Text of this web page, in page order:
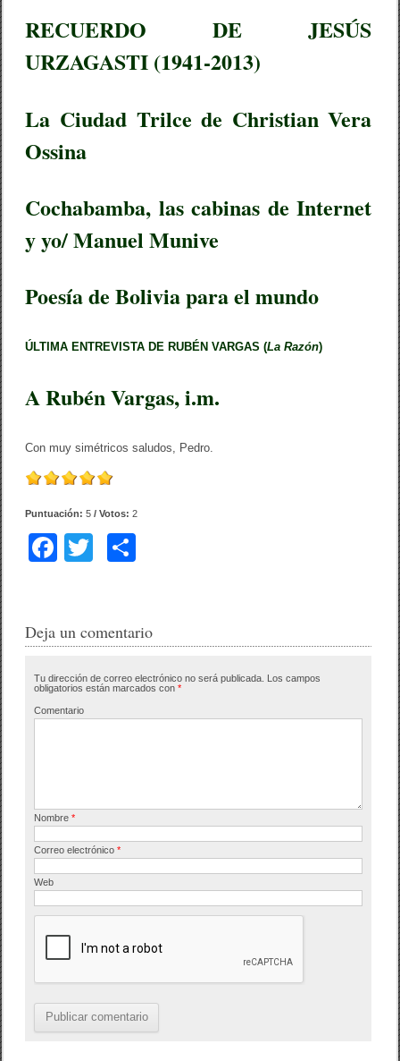
RECUERDO DE JESÚS
URZAGASTI (1941-2013)
La Ciudad Trilce de Christian Vera
Ossina
Cochabamba, las cabinas de Internet
y yo/ Manuel Munive
Poesía de Bolivia para el mundo
ÚLTIMA ENTREVISTA DE RUBÉN VARGAS (La Razón)
A Rubén Vargas, i.m.
Con muy simétricos saludos, Pedro.
Puntuación:5 / Votos:2
F
e
o
o
er p
tir
Deja un comentario
Tu dirección de correo electrónico no será publicada. Los campos
obligatorios están marcados con*
Comentario
Nombre*
Correo electrónico*
Web